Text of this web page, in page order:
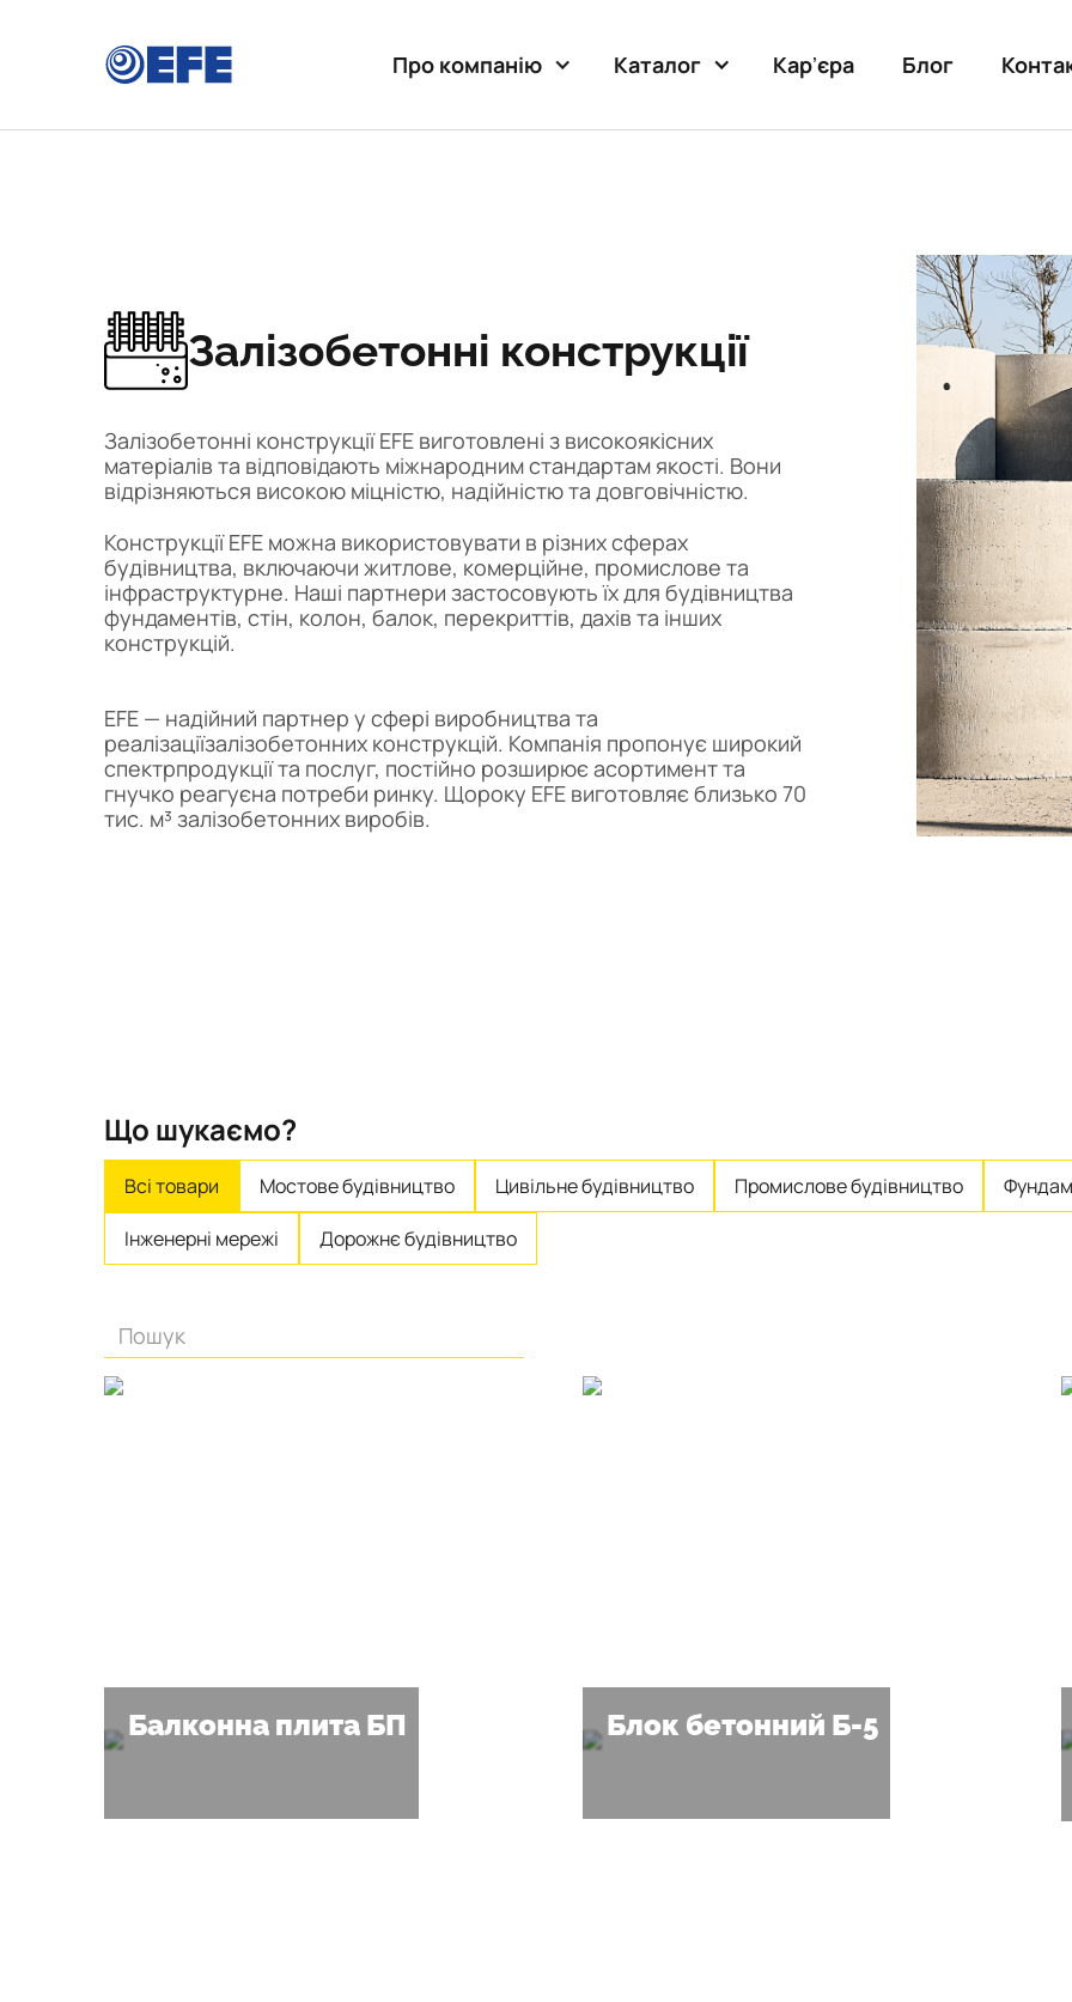
Про компанію Каталог Карʼєра Блог
Залізобетонні конструкції
Залізобетонні конструкції EFE виготовлені з високоякісних
матеріалів та відповідають міжнародним стандартам якості. Вони
відрізняються високою міцністю, надійністю та довговічністю.
Конструкції EFE можна використовувати в різних сферах
будівництва, включаючи житлове, комерційне, промислове та
інфраструктурне. Наші партнери застосовують їх для будівництва
фундаментів, стін, колон, балок, перекриттів, дахів та інших
конструкцій.
EFE — надійний партнер у сфері виробництва та
реалізаціїзалізобетонних конструкцій. Компанія пропонує широкий
спектрпродукції та послуг, постійно розширює асортимент та
гнучко реагуєна потреби ринку. Щороку EFE виготовляє близько 70
тис. м³ залізобетонних виробів.
Що шукаємо?
Всі товари Мостове будівництво Цивільне будівництво Промислове будівництво
Інженерні мережі
Дорожнє будівництво
Балконна плита БП Блок бетонний Б-5